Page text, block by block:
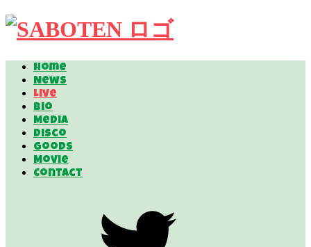
Home
News
Live
Bio
Media
Disco
Goods
Movie
Contact